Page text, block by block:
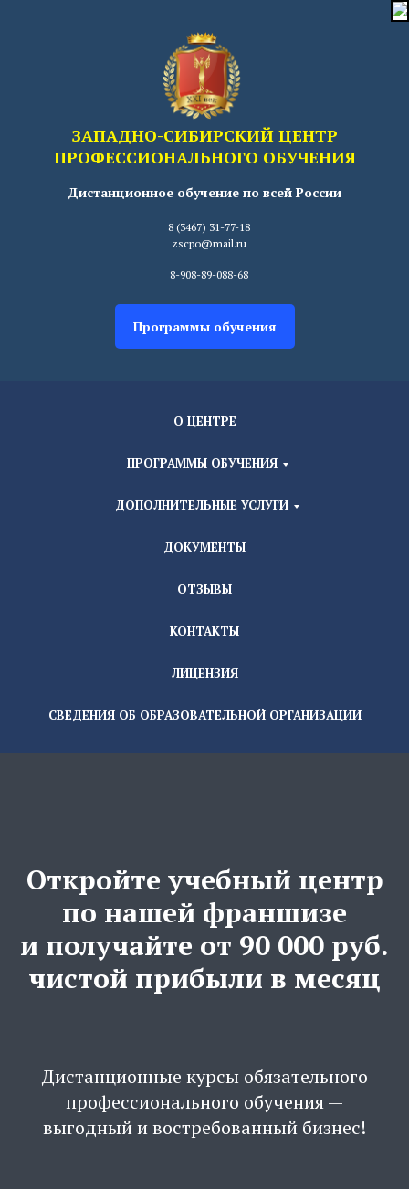
ЗАПАДНО-СИБИРСКИЙ ЦЕНТР
ПРОФЕССИОНАЛЬНОГО ОБУЧЕНИЯ
Дистанционное обучение по всей России
8 (3467) 31-77-18
zscpo@mail.ru
8-908-89-088-68
Программы обучения
О ЦЕНТРЕ
ПРОГРАММЫ ОБУЧЕНИЯ
ДОПОЛНИТЕЛЬНЫЕ УСЛУГИ
ДОКУМЕНТЫ
ОТЗЫВЫ
КОНТАКТЫ
ЛИЦЕНЗИЯ
СВЕДЕНИЯ ОБ ОБРАЗОВАТЕЛЬНОЙ ОРГАНИЗАЦИИ
Откройте учебный центр
по нашей франшизе
и получайте от 90 000 руб.
чистой прибыли в месяц
Дистанционные курсы обязательного
профессионального обучения —
выгодный и востребованный бизнес!